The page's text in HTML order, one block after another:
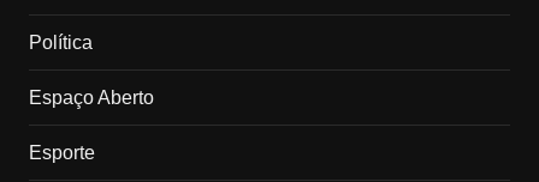
Política
Espaço Aberto
Esporte